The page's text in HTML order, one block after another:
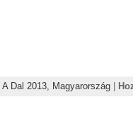
A Dal 2013, Magyarország